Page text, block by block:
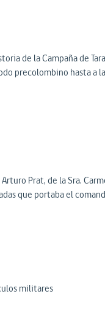
de la Campaña de
precolombino hasta a
Prat, de la Sra.
que portaba el
militares